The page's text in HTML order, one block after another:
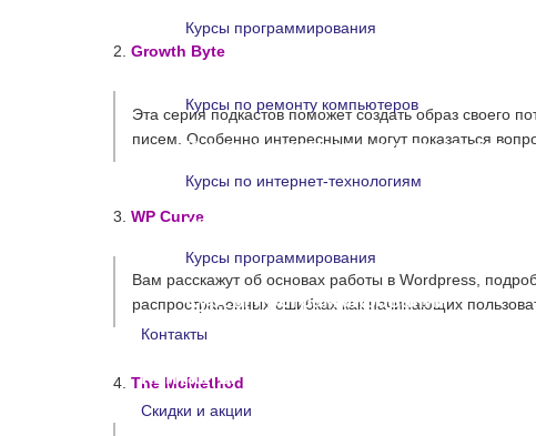
Курсы программирования
Курсы по ремонту компьютеров
Курсы по ремонту компьютеров
Курсы по интернет-технологиям
Курсы по интернет-технологиям
Курсы программирования
Курсы программирования
Контакты
Контакты
Скидки и акции
2. Growth Byte
Эта серия подкастов поможет создать образ своего
писем. Особенно интересными могут показаться
3. WP Curve
Вам расскажут об основах работы в Wordpress,
распространенных ошибках как начинающих
4. The McMethod